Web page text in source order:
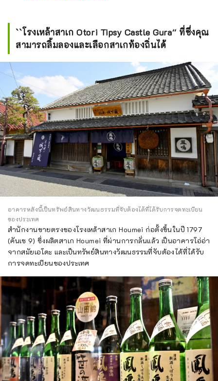
``โรงเหล้าสาเก Otori Tipsy Castle Gura'' ที่ซึ่งคุณ
สามารถลิ้มลองและเลือกสาเกท้องถิ่นได้
อาคารหลังนี้เป็นทรัพย์สินทางวัฒนธรรมที่จับต้องได้ที่ได้รับการจดทะเบียน
ของประเทศ
สำนักงานขายตรงของโรงเหล้าสาเก Houmei ก่อตั้งขึ้นในปี 1797
(คันเซ 9) ซึ่งผลิตสาเก Houmei ที่ผ่านการกลั่นแล้ว เป็นอาคารโอ่อ่า
จากสมัยเอโดะ และเป็นทรัพย์สินทางวัฒนธรรมที่จับต้องได้ที่ได้รับ
การจดทะเบียนของประเทศ